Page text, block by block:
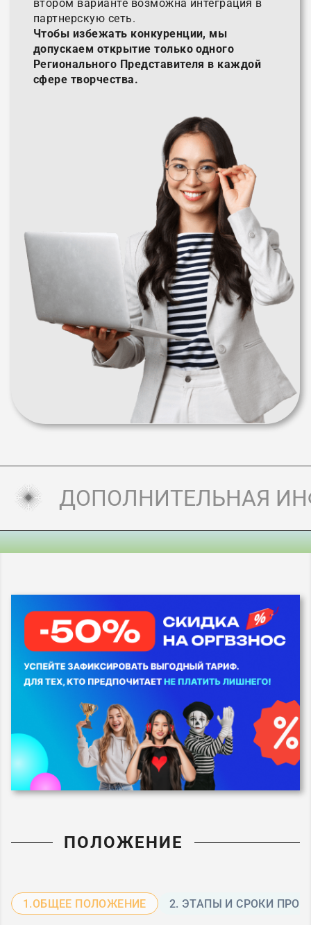
втором варианте возможна интеграция в
партнерскую сеть.
Чтобы избежать конкуренции, мы
допускаем открытие только одного
Регионального Представителя в каждой
сфере творчества.
ДОПОЛНИТЕЛЬНАЯ
ПОЛОЖЕНИЕ
1.ОБЩЕЕ ПОЛОЖЕНИЕ 2. ЭТАПЫ И СРОКИ